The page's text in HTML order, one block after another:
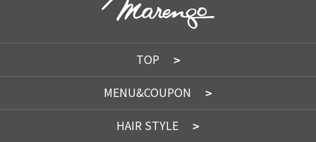
TOP
MENU&COUPON
HAIR STYLE